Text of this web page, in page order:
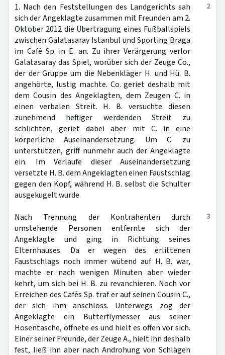
2
1. Nach den Feststellungen des Landgerichts sah
sich der Angeklagte zusammen mit Freunden am 2.
Oktober 2012 die Übertragung eines Fußballspiels
zwischen Galatasaray Istanbul und Sporting Braga
im Café Sp. in E. an. Zu ihrer Verärgerung verlor
Galatasaray das Spiel, worüber sich der Zeuge Co.,
der der Gruppe um die Nebenkläger H. und Hü. B.
angehörte, lustig machte. Co. geriet deshalb mit
dem Cousin des Angeklagten, dem Zeugen C. in
einen verbalen Streit. H. B. versuchte diesen
zunehmend heftiger werdenden Streit zu
schlichten, geriet dabei aber mit C. in eine
körperliche Auseinandersetzung. Um C. zu
unterstützen, griff nunmehr auch der Angeklagte
ein. Im Verlaufe dieser Auseinandersetzung
versetzte H. B. dem Angeklagten einen Faustschlag
gegen den Kopf, während H. B. selbst die Schulter
ausgekugelt wurde.
3
Nach Trennung der Kontrahenten durch
umstehende Personen entfernte sich der
Angeklagte und ging in Richtung seines
Elternhauses. Da er wegen des erlittenen
Faustschlags noch immer wütend auf H. B. war,
machte er nach wenigen Minuten aber wieder
kehrt, um sich bei H. B. zu revanchieren. Noch vor
Erreichen des Cafés Sp. traf er auf seinen Cousin C.,
der sich ihm anschloss. Unterwegs zog der
Angeklagte ein Butterflymesser aus seiner
Hosentasche, öffnete es und hielt es offen vor sich.
Einer seiner Freunde, der Zeuge A., hielt ihn deshalb
fest, ließ ihn aber nach Androhung von Schlägen